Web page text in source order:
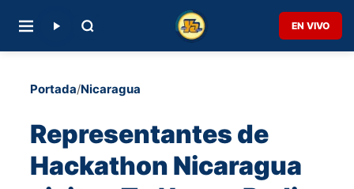
EN VIVO
Portada/Nicaragua
Representantes de
Hackathon Nicaragua